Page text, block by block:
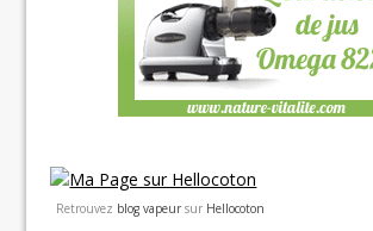
Retrouvez blog vapeur sur Hellocoton